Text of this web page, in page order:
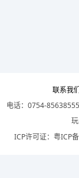
联系我
电话：0754-
ICP许可证： 粤ICP